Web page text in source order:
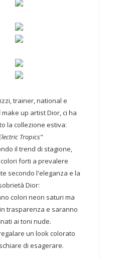
trainer, national e
up artist Dior, ci ha
la collezione estiva:
Tropics"
il trend di stagione,
forti a prevalere
secondo l'eleganza e la
Dior:
colori neon saturi ma
trasparenza e saranno
ai toni nude.
un look colorato
di esagerare.